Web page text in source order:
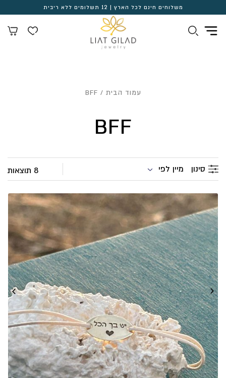
משלוחים חינם לכל הארץ | 12 תשלומים ללא ריבית
עמוד הבית / BFF
BFF
סינון מיין לפי 8 תוצאות